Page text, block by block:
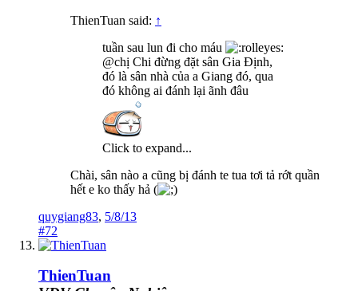
ThienTuan said: ↑
tuần sau lun đi cho máu
@chị Chi đừng đặt sân Gia Định,
đó là sân nhà của a Giang đó, qua
đó không ai đánh lại ãnh đâu
Click to expand...
Chài, sân nào a cũng bị đánh te tua tơi tả rớt quần
hết e ko thấy hả (
quygiang83, 5/8/13
#72
ThienTuan